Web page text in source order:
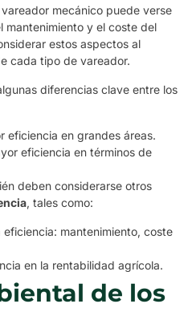
mecánico puede verse
y el coste del
estos aspectos al
cada tipo de vareador.
diferencias clave entre los
eficiencia en grandes áreas.
eficiencia en términos de
deben considerarse otros
, tales como:
mantenimiento, coste
en la rentabilidad agrícola.
de los